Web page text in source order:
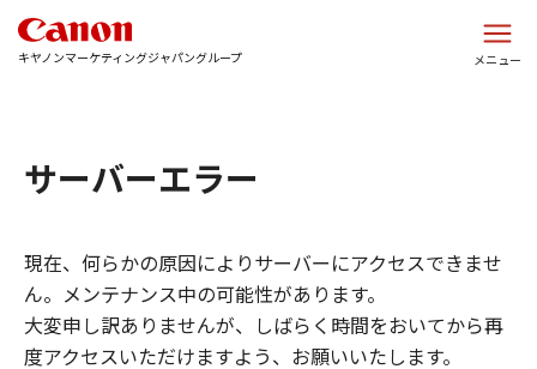
キヤノンマーケティングジャパングループ メニュー
サーバーエラー
現在、何らかの原因によりサーバーにアクセスできませ
ん。メンテナンス中の可能性があります。
大変申し訳ありませんが、しばらく時間をおいてから再
度アクセスいただけますよう、お願いいたします。